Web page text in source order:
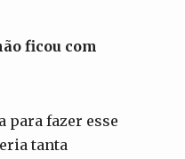
ficou com
para fazer esse
tanta